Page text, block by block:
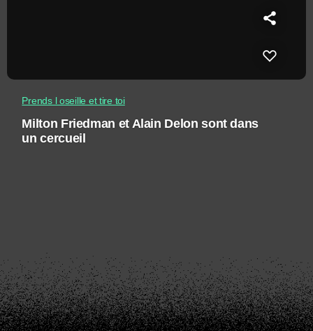
Prends l oseille et tire toi
Milton Friedman et Alain Delon sont dans
un cercueil